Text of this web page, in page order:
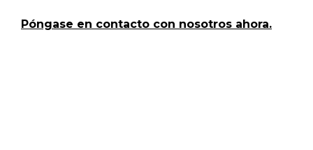
Póngase en contacto con nosotros ahora.